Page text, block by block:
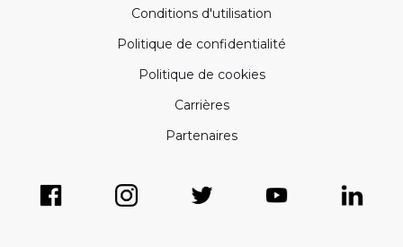
Conditions d'utilisation
Politique de confidentialité
Politique de cookies
Carrières
Partenaires